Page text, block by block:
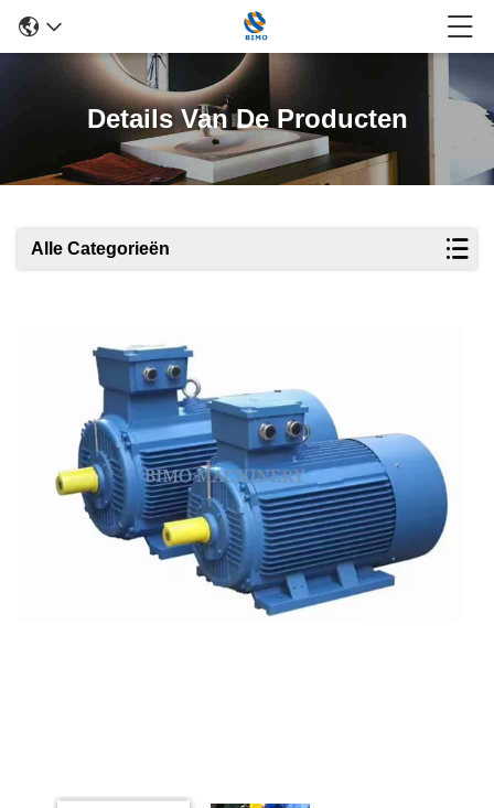
Details Van De Producten
Alle Categorieën